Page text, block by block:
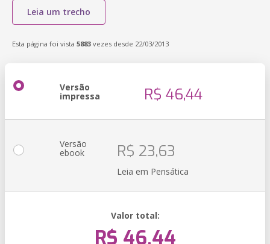
Leia um trecho
Esta página foi vista 5883 vezes desde 22/03/2013
Versão
impressa R$ 46,44
Versão
ebook R$ 23,63
Leia em Pensática
Valor total:
R$ 46,44